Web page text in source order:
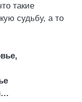
такие
судьбу, а то